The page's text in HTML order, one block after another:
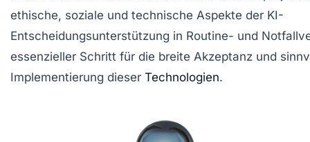
ethische, soziale und technische Aspekte der KI-
Entscheidungsunterstützung in Routine- und
essenzieller Schritt für die breite Akzeptanz und
Implementierung dieser Technologien.